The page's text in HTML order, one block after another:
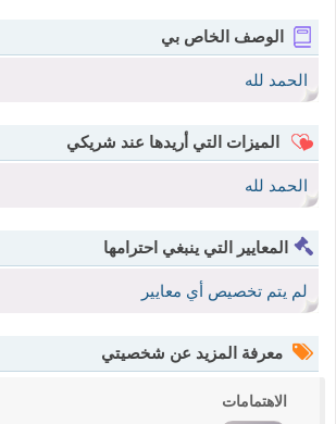
الوصف الخاص بي
الحمد لله
الميزات التي أريدها عند شريكي
الحمد لله
المعايير التي ينبغي احترامها
لم يتم تخصيص أي معايير
معرفة المزيد عن شخصيتي
الاهتمامات